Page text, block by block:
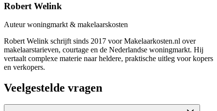
Robert Welink
Auteur woningmarkt & makelaarskosten
Robert Welink schrijft sinds 2017 voor Makelaarkosten.nl over
makelaarstarieven, courtage en de Nederlandse woningmarkt. Hij
vertaalt complexe materie naar heldere, praktische uitleg voor kopers
en verkopers.
Veelgestelde vragen